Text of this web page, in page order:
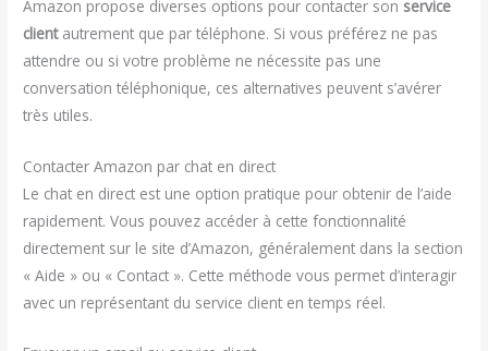
Amazon propose diverses options pour contacter son service
clientautrement que par téléphone. Si vous préférez ne pas
attendre ou si votre problème ne nécessite pas une
conversation téléphonique, ces alternatives peuvent s’avérer
très utiles.
Contacter Amazon par chat en direct
Le chat en direct est une option pratique pour obtenir de l’aide
rapidement. Vous pouvez accéder à cette fonctionnalité
directement sur le site d’Amazon, généralement dans la section
« Aide » ou « Contact ». Cette méthode vous permet d’interagir
avec un représentant du service client en temps réel.